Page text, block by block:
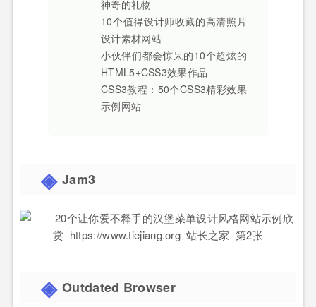
神奇的礼物
10个值得设计师收藏的高清照片
设计素材网站
小伙伴们都会惊呆的10个超炫的
HTML5+CSS3效果作品
CSS3教程：50个CSS3精彩效果
示例网站
Jam3
Outdated Browser